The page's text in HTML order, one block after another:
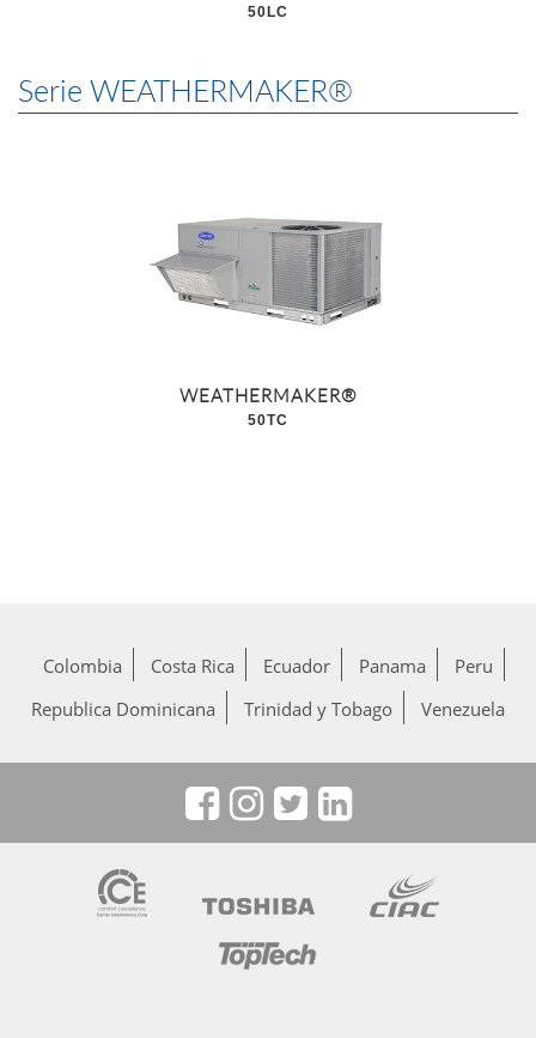
50LC
Serie WEATHERMAKER®
WEATHERMAKER®
50TC
Colombia Costa Rica Ecuador Panama
Peru
Republica Dominicana
Trinidad y Tobago Venezuela